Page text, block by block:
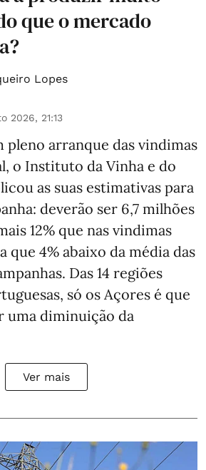
que o mercado
Lopes
2026, 21:13
pleno arranque das vindimas
o Instituto da Vinha e do
as suas estimativas para
deverão ser 6,7 milhões
12% que nas vindimas
que 4% abaixo da média das
Das 14 regiões
só os Açores é que
uma diminuição da
Ver mais